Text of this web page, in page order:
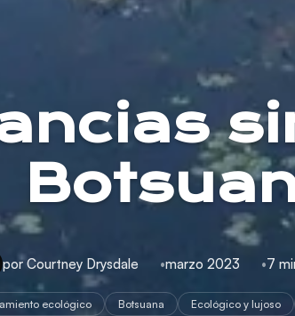
por Courtney Drysdale marzo 2023 7
ecológico Botsuana Ecológico y lujoso